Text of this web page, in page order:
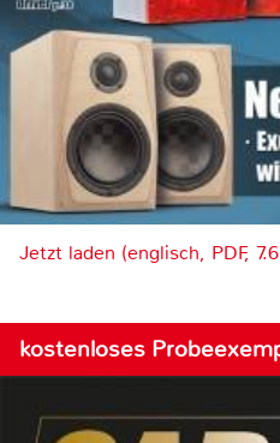
Jetzt laden (englisch, PDF,
kostenloses